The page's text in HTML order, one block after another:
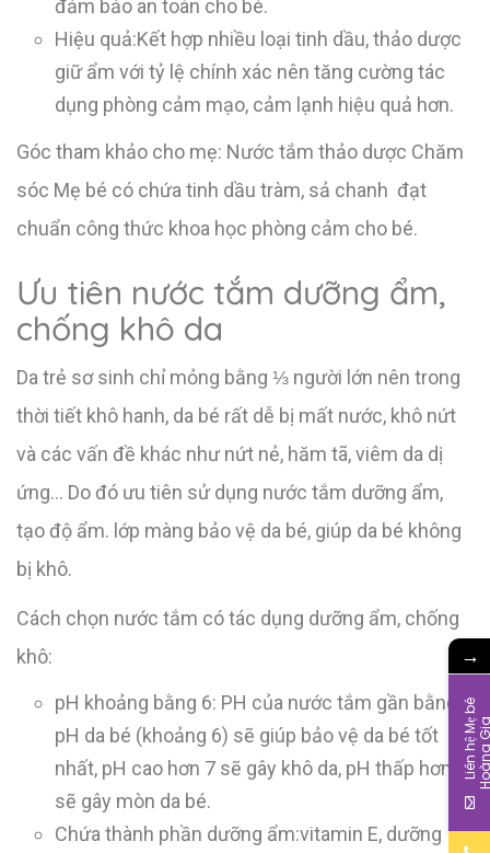
đảm bảo an toàn cho bé.
Hiệu quả:Kết hợp nhiều loại tinh dầu, thảo dược
giữ ẩm với tỷ lệ chính xác nên tăng cường tác
dụng phòng cảm mạo, cảm lạnh hiệu quả hơn.
Góc tham khảo cho mẹ: Nước tắm thảo dược Chăm
sóc Mẹ bé có chứa tinh dầu tràm, sả chanh đạt
chuẩn công thức khoa học phòng cảm cho bé.
Ưu tiên nước tắm dưỡng ẩm,
chống khô da
Da trẻ sơ sinh chỉ mỏng bằng ⅓ người lớn nên trong
thời tiết khô hanh, da bé rất dễ bị mất nước, khô nứt
và các vấn đề khác như nứt nẻ, hăm tã, viêm da dị
ứng… Do đó ưu tiên sử dụng nước tắm dưỡng ẩm,
tạo độ ẩm. lớp màng bảo vệ da bé, giúp da bé không
bị khô.
Cách chọn nước tắm có tác dụng dưỡng ẩm, chống
khô:
pH khoảng bằng 6: PH của nước tắm gần bằng
pH da bé (khoảng 6) sẽ giúp bảo vệ da bé tốt
nhất, pH cao hơn 7 sẽ gây khô da, pH thấp hơn 5
sẽ gây mòn da bé.
Chứa thành phần dưỡng ẩm:vitamin E, dưỡng
→
L
i
ê
n
h
ệ
M
b
é
H
o
à
n
g
G
i